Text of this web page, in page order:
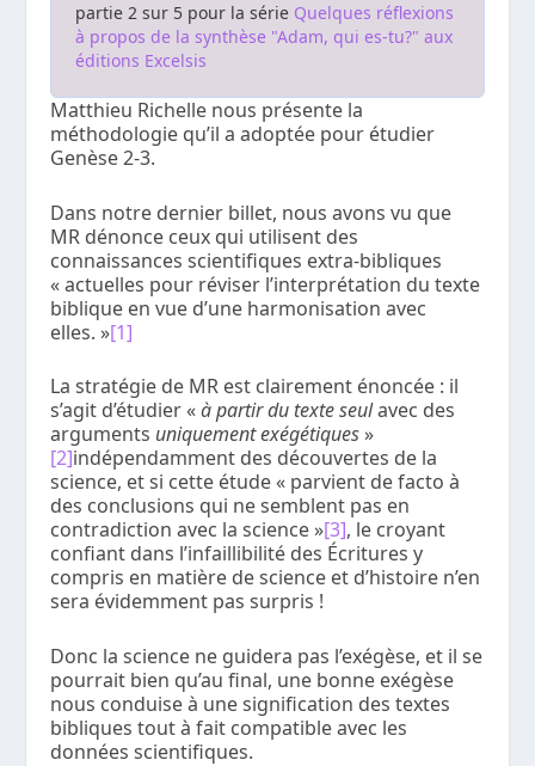
partie 2 sur 5 pour la série Quelques réflexions
à propos de la synthèse "Adam, qui es-tu?" aux
éditions Excelsis
Matthieu Richelle nous présente la
méthodologie qu’il a adoptée pour étudier
Genèse 2-3.
Dans notre dernier billet, nous avons vu que
MR dénonce ceux qui utilisent des
connaissances scientifiques extra-bibliques
« actuelles pour réviser l’interprétation du texte
biblique en vue d’une harmonisation avec
elles. »[1]
La stratégie de MR est clairement énoncée : il
s’agit d’étudier «à partirdu texte seulavec des
arguments uniquement exégétiques »
[2]indépendamment des découvertes de la
science, et si cette étude « parvient de facto à
des conclusions qui ne semblent pas en
contradiction avec la science »[3], le croyant
confiant dans l’infaillibilité des Écritures y
compris en matière de science et d’histoire n’en
sera évidemment pas surpris !
Donc la science ne guidera pas l’exégèse, et il se
pourrait bien qu’au final, une bonne exégèse
nous conduise à une signification des textes
bibliques tout à fait compatible avec les
données scientifiques.